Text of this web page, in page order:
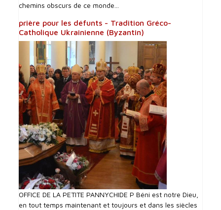
chemins obscurs de ce monde...
prière pour les défunts - Tradition Gréco-
Catholique Ukrainienne (Byzantin)
OFFICE DE LA PETITE PANNYCHIDE P Béni est notre Dieu,
en tout temps maintenant et toujours et dans les siècles